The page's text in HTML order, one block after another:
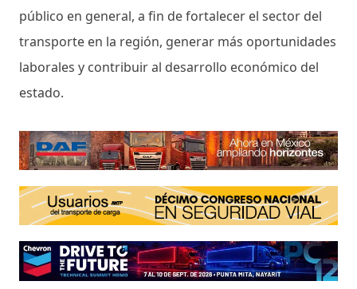
público en general, a fin de fortalecer el sector del
transporte en la región, generar más oportunidades
laborales y contribuir al desarrollo económico del
estado.